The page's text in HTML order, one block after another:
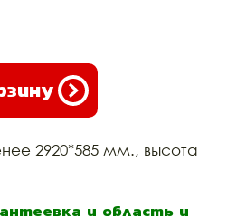
2920*585 мм., высота
и область и